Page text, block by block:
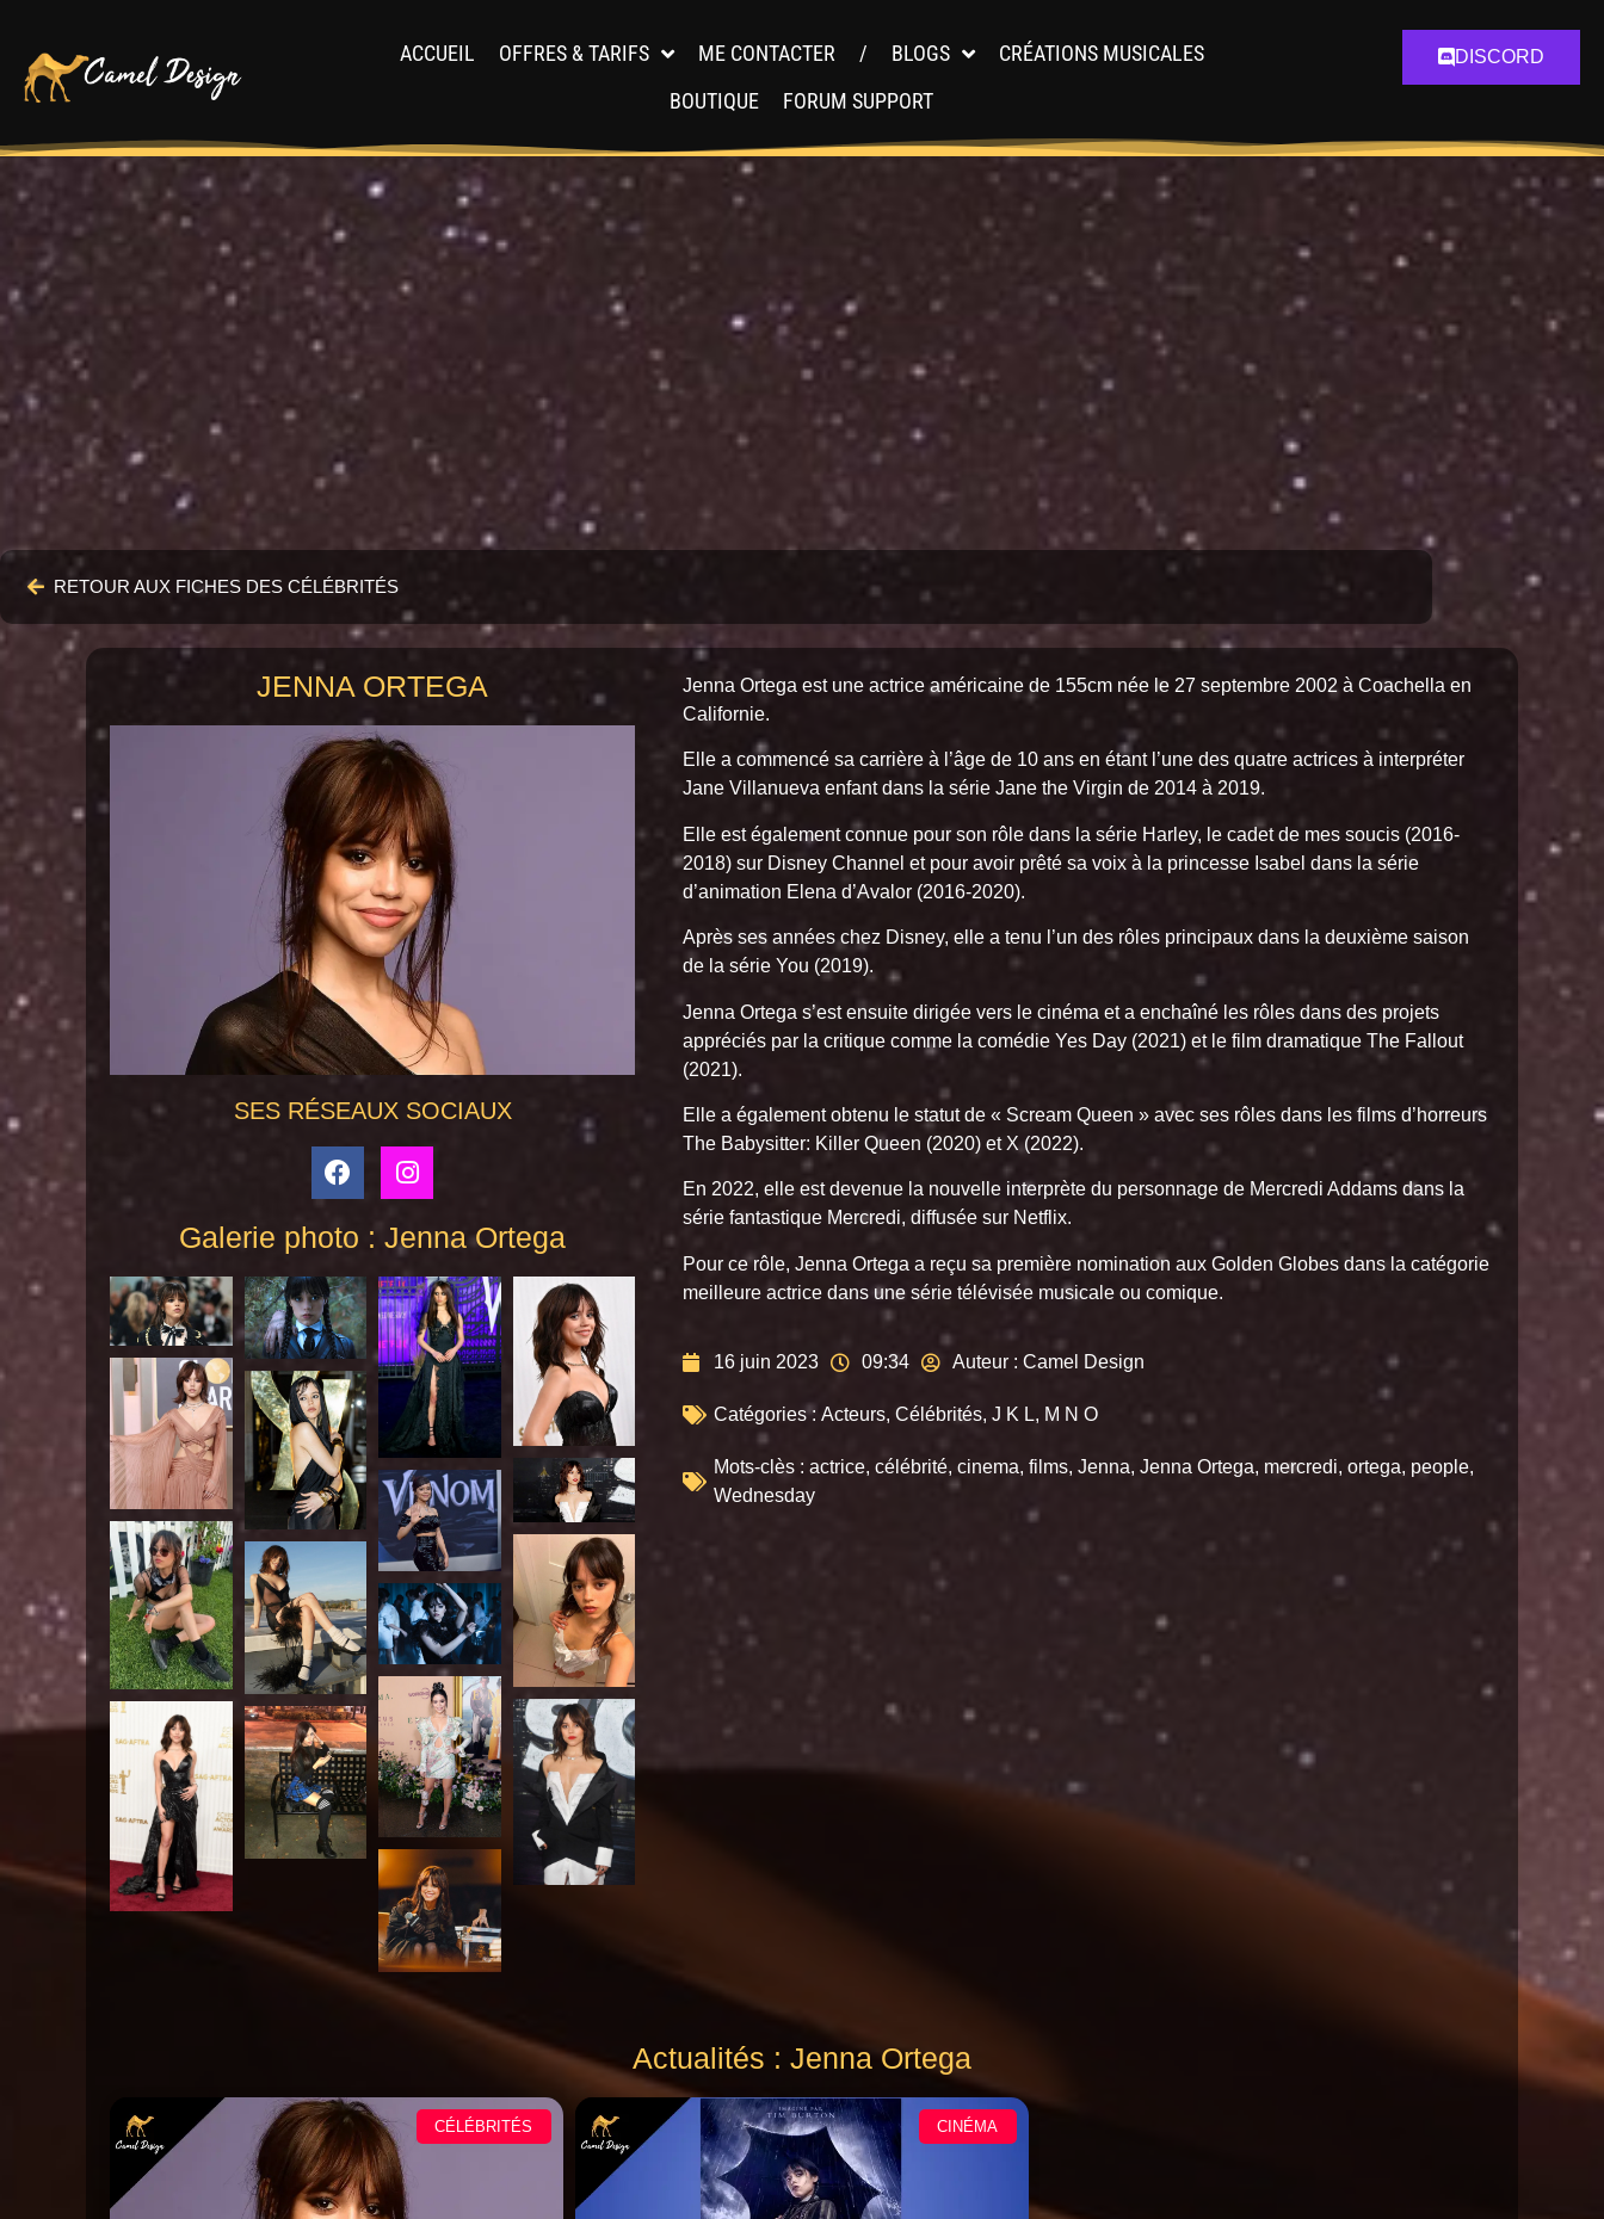
ACCUEIL OFFRES & TARIFS ME CONTACTER / BLOGS
CRÉATIONS MUSICALES
BOUTIQUE
FORUM SUPPORT
DISCORD
RETOUR AUX FICHES DES CÉLÉBRITÉS
JENNA ORTEGA
SES RÉSEAUX SOCIAUX
Galerie photo : Jenna Ortega
Jenna Ortega est une actrice américaine de 155cm née le 27 septembre 2002 à Coachella en
Californie.
Elle a commencé sa carrière à l’âge de 10 ans en étant l’une des quatre actrices à interpréter
Jane Villanueva enfant dans la série Jane the Virgin de 2014 à 2019.
Elle est également connue pour son rôle dans la série Harley, le cadet de mes soucis (2016-
2018) sur Disney Channel et pour avoir prêté sa voix à la princesse Isabel dans la série
d’animation Elena d’Avalor (2016-2020).
Après ses années chez Disney, elle a tenu l’un des rôles principaux dans la deuxième saison
de la série You (2019).
Jenna Ortega s’est ensuite dirigée vers le cinéma et a enchaîné les rôles dans des projets
appréciés par la critique comme la comédie Yes Day (2021) et le film dramatique The Fallout
(2021).
Elle a également obtenu le statut de « Scream Queen » avec ses rôles dans les films d’horreurs
The Babysitter: Killer Queen (2020) et X (2022).
En 2022, elle est devenue la nouvelle interprète du personnage de Mercredi Addams dans la
série fantastique Mercredi, diffusée sur Netflix.
Pour ce rôle, Jenna Ortega a reçu sa première nomination aux Golden Globes dans la catégorie
meilleure actrice dans une série télévisée musicale ou comique.
16 juin 2023 09:34 Auteur : Camel Design
Catégories : Acteurs, Célébrités, J K L, M N O
Mots-clès : actrice, célébrité, cinema, films, Jenna, Jenna Ortega, mercredi, ortega, people,
Wednesday
Actualités : Jenna Ortega
CÉLÉBRITÉS CINÉMA